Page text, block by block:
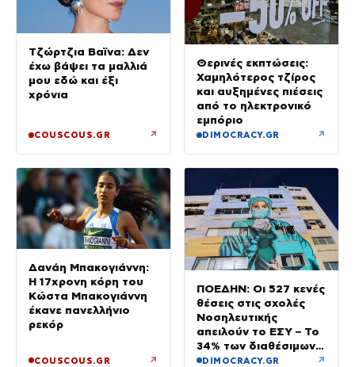
Τζώρτζια Βαϊνα: Δεν
έχω βάψει τα μαλλιά
μου εδώ και έξι
χρόνια
COUSCOUS.GR ↗
Θερινές εκπτώσεις:
Χαμηλότερος τζίρος
και αυξημένες πιέσεις
από το ηλεκτρονικό
εμπόριο
DIMOCRACY.GR ↗
Δανάη Μπακογιάννη:
Η 17χρονη κόρη του
Κώστα Μπακογιάννη
έκανε πανελλήνιο
ρεκόρ
COUSCOUS.GR ↗
ΠΟΕΔΗΝ: Οι 527 κενές
θέσεις στις σχολές
Νοσηλευτικής
απειλούν το ΕΣΥ – Το
34% των διαθέσιμων
δεν καλύφθηκε
DIMOCRACY.GR ↗